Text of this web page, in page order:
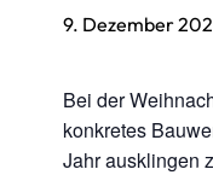
9. Dezember
Bei der
konkretes
Jahr ausklingen